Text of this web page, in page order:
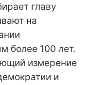
главу
на
более 100 лет.
измерение
и